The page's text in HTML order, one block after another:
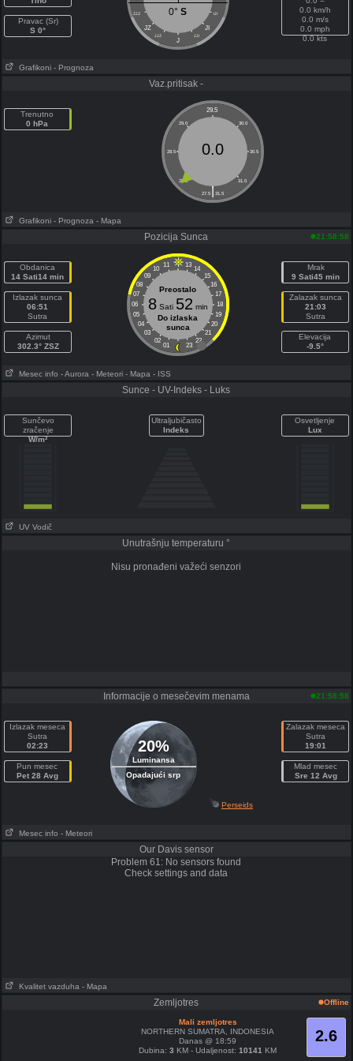
Pravac (Sr)
S 0°
ZJZ IJI
JZ JI
JJZ JJI
J
0°S
0.0 km/h
0.0 m/s
0.0 mph
0.0 kts
Grafikoni - Prognoza
Vaz.pritisak -
Trenutno
0 hPa
29.5
29.0 30.0
28.5 30.5
28.0 31.0
|
27.5 31.5
0.0
Grafikoni - Prognoza - Mapa
Pozicija Sunca 21:58:58
Obdanica
14 Sati14 min
Izlazak sunca
06:51
Sutra
Azimut
302.3° ZSZ
11 13
10
14
09
15
08
16
07
17
06
18
05
19
04
20
03
21
02
22
01 23
Preostalo
8Sati 52 min
Do izlaska
sunca
Mrak
9 Sati45 min
Zalazak sunca
21:03
Sutra
Elevacija
-9.5°
Mesec info - Aurora - Meteori - Mapa - ISS
Sunce - UV-Indeks - Luks
Sunčevo
zračenje
W/m²
Ultraljubičasto
Indeks
Osvetljenje
Lux
UV Vodič
Unutrašnju temperaturu °
Nisu pronađeni važeći senzori
Informacije o mesečevim menama 21:58:58
Izlazak meseca
Sutra
02:23
Pun mesec
Pet 28 Avg
20%
Luminansa
Opadajući srp
Zalazak meseca
Sutra
19:01
Mlad mesec
Sre 12 Avg
Perseids
Mesec info - Meteori
Our Davis sensor
Problem 61: No sensors found
Check settings and data
Kvalitet vazduha - Mapa
Zemljotres Offline
2.6
Mali zemljotres
NORTHERN SUMATRA, INDONESIA
Danas @ 18:59
Dubina:3 KM - Udaljenost:10141 KM